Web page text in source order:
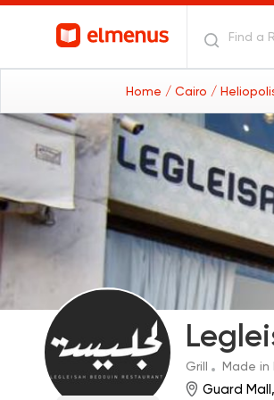
Home / Cairo /
Grill Made in
Guard